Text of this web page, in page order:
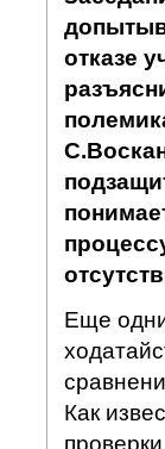
отказе
Еще
Как